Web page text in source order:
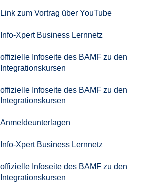
Link zum Vortrag über YouTube
Info-Xpert Business Lernnetz
offizielle Infoseite des BAMF zu den
Integrationskursen
offizielle Infoseite des BAMF zu den
Integrationskursen
Anmeldeunterlagen
Info-Xpert Business Lernnetz
offizielle Infoseite des BAMF zu den
Integrationskursen